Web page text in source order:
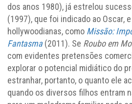
dos anos 1980), já estrelou
(1997), que foi indicado ao Oscar,
hollywoodianas, como Missão:
Fantasma(2011). Se Roubo em
com evidentes pretensões
explorar o potencial midiático do
estranhar, portanto, o quanto ele
quando os diversos filhos entram